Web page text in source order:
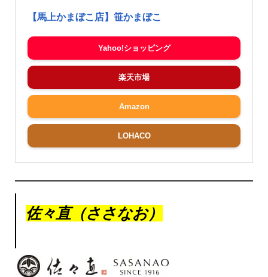
【馬上かまぼこ店】笹かまぼこ
Yahoo!ショッピング
楽天市場
Amazon
LOHACO
佐々直（ささなお）